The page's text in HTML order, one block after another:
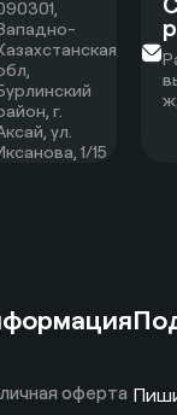
г.
ул.
1/15
оферта